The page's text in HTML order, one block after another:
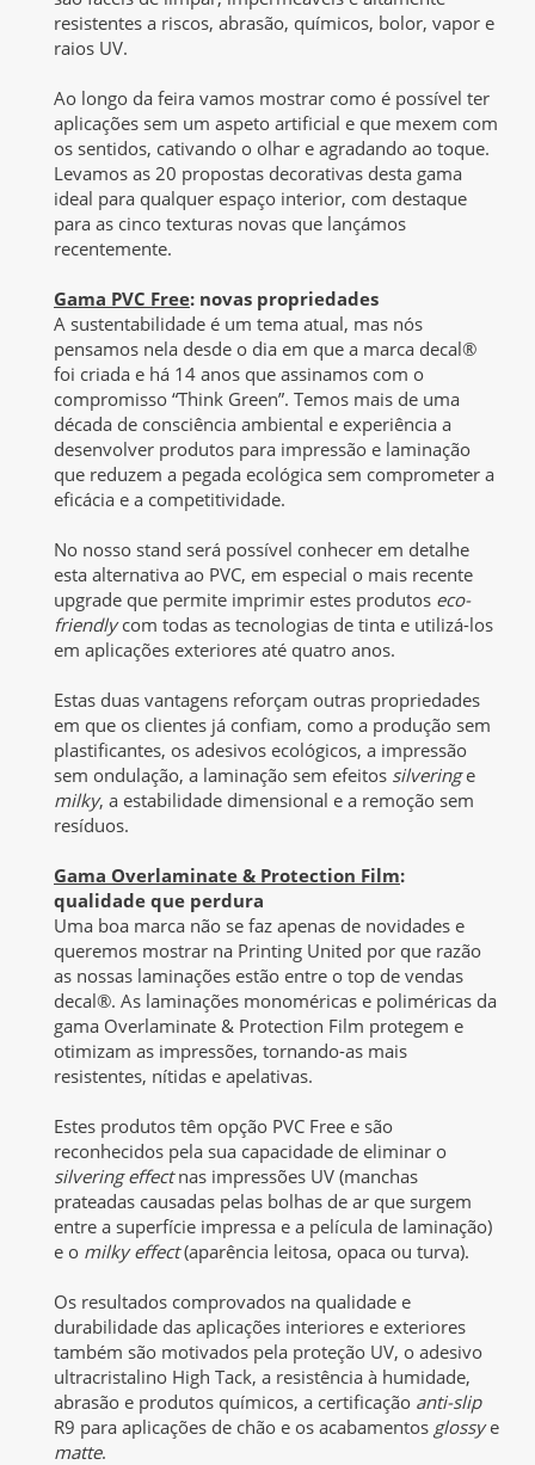
resistentes a riscos, abrasão, químicos, bolor, vapor e
raios UV.
Ao longo da feira vamos mostrar como é possível ter
aplicações sem um aspeto artificial e que mexem com
os sentidos, cativando o olhar e agradando ao toque.
Levamos as 20 propostas decorativas desta gama
ideal para qualquer espaço interior, com destaque
para as cinco texturas novas que lançámos
recentemente.
Gama PVC Free: novas propriedades
A sustentabilidade é um tema atual, mas nós
pensamos nela desde o dia em que a marca decal®
foi criada e há 14 anos que assinamos com o
compromisso “Think Green”. Temos mais de uma
década de consciência ambiental e experiência a
desenvolver produtos para impressão e laminação
que reduzem a pegada ecológica sem comprometer a
eficácia e a competitividade.
No nosso stand será possível conhecer em detalhe
esta alternativa ao PVC, em especial o mais recente
upgrade que permite imprimir estes produtos eco-
friendlycom todas as tecnologias de tinta e utilizá-los
em aplicações exteriores até quatro anos.
Estas duas vantagens reforçam outras propriedades
em que os clientes já confiam, como a produção sem
plastificantes, os adesivos ecológicos, a impressão
sem ondulação, a laminação sem efeitos silveringe
milky, a estabilidade dimensional e a remoção sem
resíduos.
Gama Overlaminate & Protection Film:
qualidade que perdura
Uma boa marca não se faz apenas de novidades e
queremos mostrar na Printing United por que razão
as nossas laminações estão entre o top de vendas
decal®. As laminações monoméricas e poliméricas da
gama Overlaminate & Protection Film protegem e
otimizam as impressões, tornando-as mais
resistentes, nítidas e apelativas.
Estes produtos têm opção PVC Free e são
reconhecidos pela sua capacidade de eliminar o
silvering effectnas impressões UV (manchas
prateadas causadas pelas bolhas de ar que surgem
entre a superfície impressa e a película de laminação)
e o milky effect(aparência leitosa, opaca ou turva).
Os resultados comprovados na qualidade e
durabilidade das aplicações interiores e exteriores
também são motivados pela proteção UV, o adesivo
ultracristalino High Tack, a resistência à humidade,
abrasão e produtos químicos, a certificação anti-slip
R9 para aplicações de chão e os acabamentos glossye
matte.